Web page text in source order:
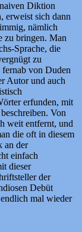
Diktion
erweist sich dann
nämlich
zu bringen. Man
Sprache, die
zu
fernab von Duden
Autor und auch
erfunden, mit
Von
weit entfernt, und
die oft in diesem
an der
einfach
dieser
der
Debüt
mal wieder